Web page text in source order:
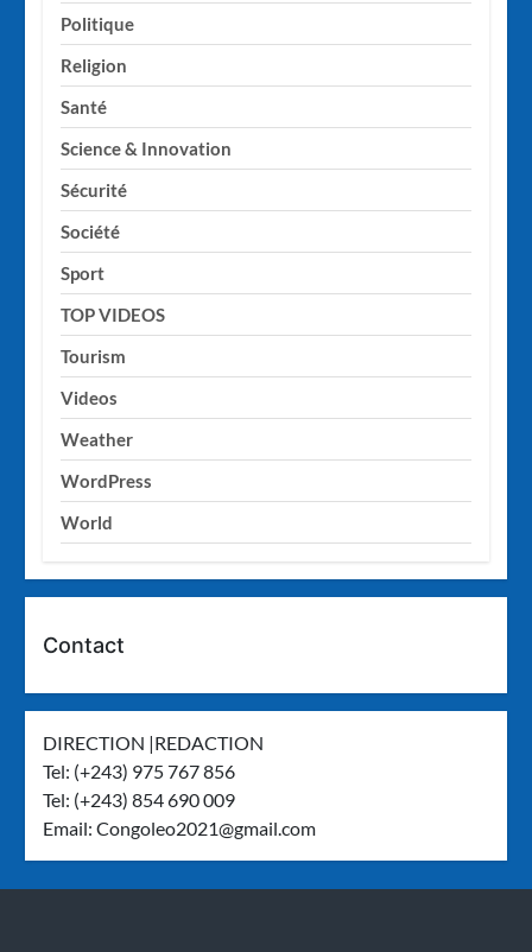
Politique
Religion
Santé
Science & Innovation
Sécurité
Société
Sport
TOP VIDEOS
Tourism
Videos
Weather
WordPress
World
Contact
DIRECTION |REDACTION
Tel: (+243) 975 767 856
Tel: (+243) 854 690 009
Email:Congoleo2021@gmail.com